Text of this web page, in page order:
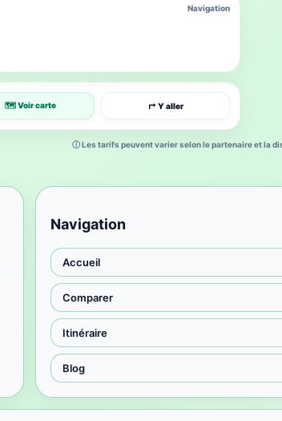
🗺 Voir carte ↱ Y aller
Navigation
ⓘ Les tarifs peuvent varier selon le partenaire et la
Navigation
Accueil
Comparer
Itinéraire
Blog